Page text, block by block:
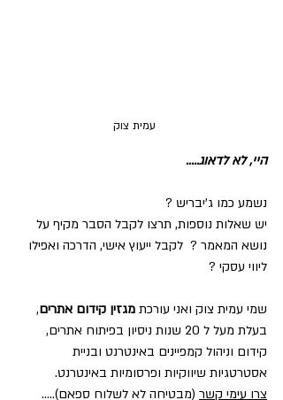
עמית צוק
היי, לא לדאוג.....
נשמע כמו ג'יבריש ?
יש שאלות נוספות, תרצו לקבל הסבר מקיף על
נושא המאמר ?  לקבל ייעוץ אישי, הדרכה ואפילו
ליווי עסקי ?
שמי עמית צוק ואני עורכת מגזין קידום אתרים,
בעלת מעל ל 20 שנות ניסיון בפיתוח אתרים,
קידום וניהול קמפיינים באינטרנט ובניית
אסטרטגיות שיווקיות ופרסומיות באינטרנט.
צרו עימי קשר (מבטיחה לא לשלוח ספאם).....